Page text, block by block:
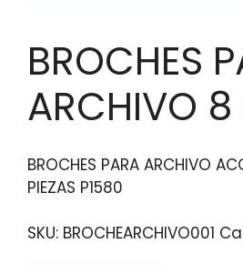
BROCHES
ARCHIVO
BROCHES PARA ARCHIVO
PIEZAS P1580
SKU: BROCHEARCHIVO001